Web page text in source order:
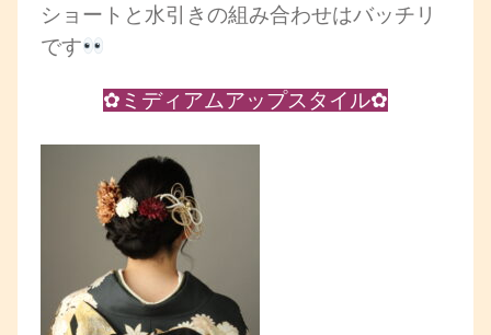
ショートと水引きの組み合わせはバッチリ
です
✿ミディアムアップスタイル✿